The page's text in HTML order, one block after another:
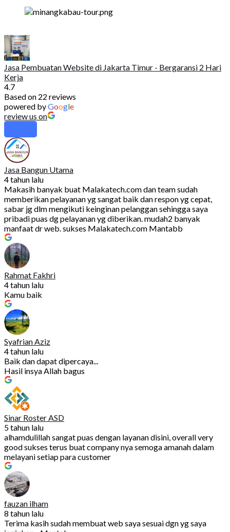
Jasa Pembuatan Website di Jakarta Timur - Bergaransi 2 Hari
Kerja
4.7
Based on 22 reviews
powered byGoogle
review us on
Jasa Bangun Utama
4 tahun lalu
Makasih banyak buat Malakatech.com dan team sudah
memberikan pelayanan yg sangat baik dan respon yg cepat,
sabar jg dlm mengikuti keinginan pelanggan sehingga saya
pribadi puas dg pelayanan yg diberikan. mudah2 banyak
manfaat dr web. sukses Malakatech.com Mantabb
Rahmat Fakhri
4 tahun lalu
Kamu baik
Syafrian Aziz
4 tahun lalu
Baik dan dapat dipercaya...
Hasil insya Allah bagus
Sinar Roster ASD
5 tahun lalu
alhamdulillah sangat puas dengan layanan disini, overall very
good sukses terus buat company nya semoga amanah dalam
melayani setiap para customer
fauzan ilham
8 tahun lalu
Terima kasih sudah membuat web saya sesuai dgn yg saya